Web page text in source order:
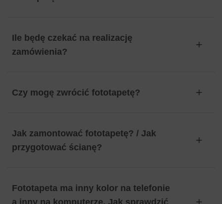
Ile będę czekać na realizację
zamówienia?
Czy mogę zwrócić fototapetę?
Jak zamontować fototapetę? / Jak
przygotować ścianę?
Fototapeta ma inny kolor na telefonie